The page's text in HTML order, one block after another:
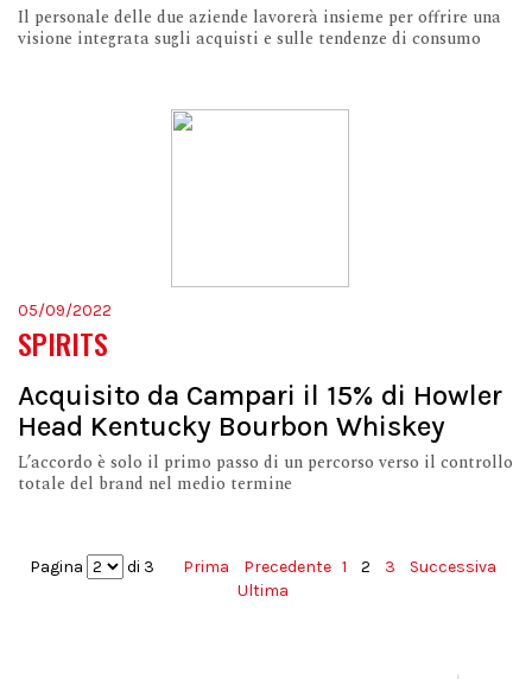
Il personale delle due aziende lavorerà insieme per offrire una
visione integrata sugli acquisti e sulle tendenze di consumo
05/09/2022
SPIRITS
Acquisito da Campari il 15% di Howler
Head Kentucky Bourbon Whiskey
L’accordo è solo il primo passo di un percorso verso il controllo
totale del brand nel medio termine
Pagina di 3 Prima Precedente 1 2 3
Successiva
Ultima